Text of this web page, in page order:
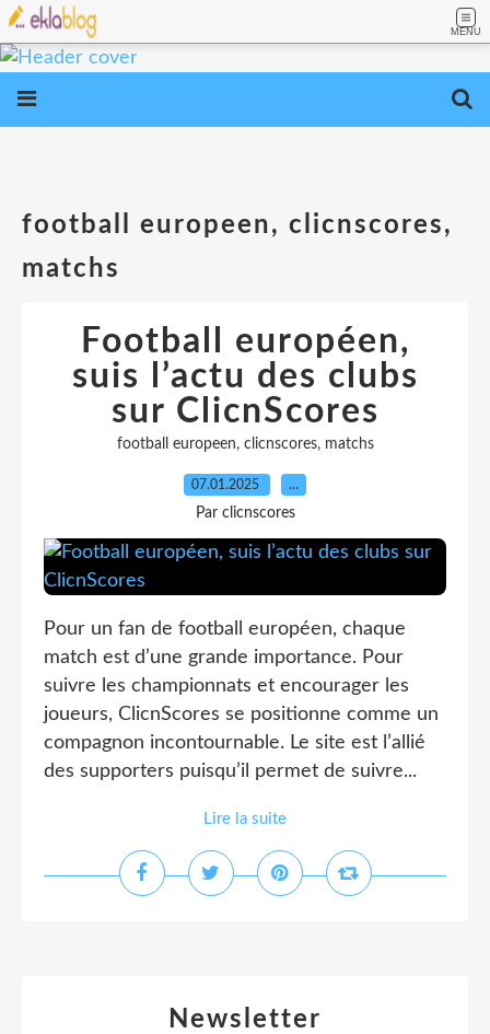
MENU
football europeen, clicnscores,
matchs
Football européen,
suis l’actu des clubs
sur ClicnScores
football europeen, clicnscores, matchs
07.01.2025 …
Par clicnscores
Pour un fan de football européen, chaque
match est d’une grande importance. Pour
suivre les championnats et encourager les
joueurs, ClicnScores se positionne comme un
compagnon incontournable. Le site est l’allié
des supporters puisqu’il permet de suivre...
Lire la suite
Newsletter